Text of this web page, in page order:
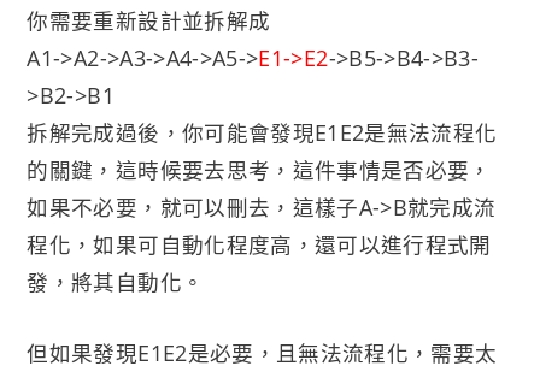
你需要重新設計並拆解成
A1->A2->A3->A4->A5->E1->E2->B5->B4->B3-
>B2->B1
拆解完成過後，你可能會發現E1E2是無法流程化
的關鍵，這時候要去思考，這件事情是否必要，
如果不必要，就可以刪去，這樣子A->B就完成流
程化，如果可自動化程度高，還可以進行程式開
發，將其自動化。
但如果發現E1E2是必要，且無法流程化，需要太